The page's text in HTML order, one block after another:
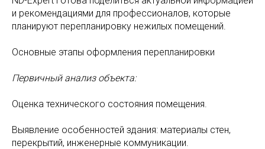
и рекомендациями для профессионалов, которые
планируют перепланировку нежилых помещений.
Основные этапы оформления перепланировки
Первичный анализ объекта:
Оценка технического состояния помещения.
Выявление особенностей здания: материалы стен,
перекрытий, инженерные коммуникации.